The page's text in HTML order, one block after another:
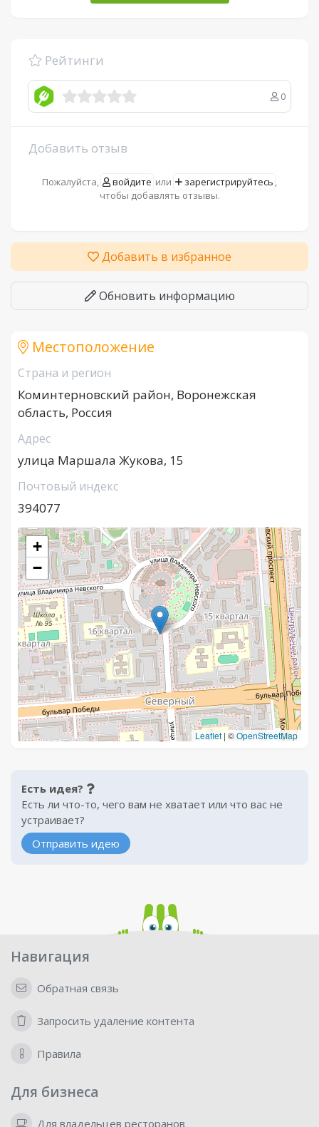
Рейтинги
0
Добавить отзыв
Пожалуйста, войдите или зарегистрируйтесь ,
чтобы добавлять отзывы.
Добавить в избранное
Обновить информацию
Местоположение
Страна и регион
Коминтерновский район, Воронежская
область, Россия
Адрес
улица Маршала Жукова, 15
Почтовый индекс
394077
+
−
Leaflet | ©OpenStreetMap
Есть идея?
Есть ли что-то, чего вам не хватает или что вас не
устраивает?
Отправить идею
Навигация
Обратная связь
Запросить удаление контента
Правила
Для бизнеса
Для владельцев ресторанов